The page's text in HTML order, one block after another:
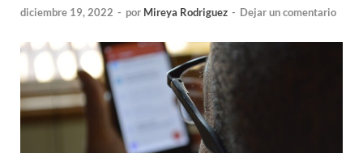
diciembre 19, 2022 - por Mireya Rodriguez - Dejar un comentario